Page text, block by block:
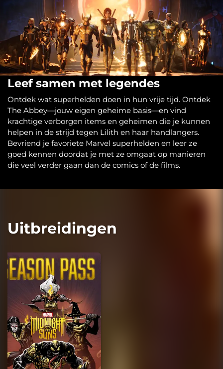
Leef samen met legendes
Ontdek wat superhelden doen in hun vrije tijd. Ontdek
The Abbey—jouw eigen geheime basis—en vind
krachtige verborgen items en geheimen die je kunnen
helpen in de strijd tegen Lilith en haar handlangers.
Bevriend je favoriete Marvel superhelden en leer ze
goed kennen doordat je met ze omgaat op manieren
die veel verder gaan dan de comics of de films.
Uitbreidingen